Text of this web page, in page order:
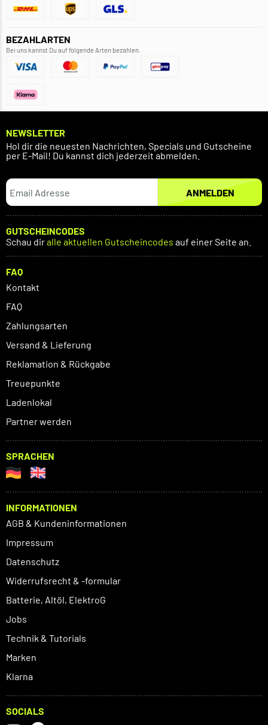
BEZAHLARTEN
Bei uns kannst Du auf folgende Arten bezahlen.
NEWSLETTER
Hol dir die neuesten Nachrichten, Specials und Gutscheine
per E-Mail! Du kannst dich jederzeit abmelden.
ANMELDEN
GUTSCHEINCODES
Schau diralle aktuellen Gutscheincodes auf einer Seite an.
FAQ
Kontakt
FAQ
Zahlungsarten
Versand & Lieferung
Reklamation & Rückgabe
Treuepunkte
Ladenlokal
Partner werden
SPRACHEN
INFORMATIONEN
AGB & Kundeninformationen
Impressum
Datenschutz
Widerrufsrecht & -formular
Batterie, Altöl, ElektroG
Jobs
Technik & Tutorials
Marken
Klarna
SOCIALS